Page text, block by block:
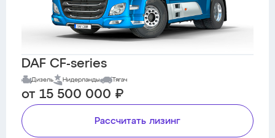
DAF CF-series
Дизель Нидерланды Тягач
от 15 500 000 ₽
Рассчитать лизинг